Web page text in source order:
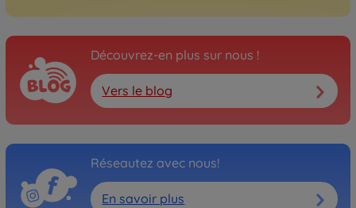
Découvrez-en plus sur nous !
Vers le blog
Réseautez avec nous!
En savoir plus